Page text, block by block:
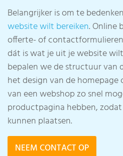
Belangrijker is om te
website wilt bereiken. Online
offerte- of
dát is wat je uit je website
bepalen we de structuur van
het design van de homepage
van een webshop zo snel
productpagina hebben,
kunnen plaatsen.
NEEM CONTACT OP